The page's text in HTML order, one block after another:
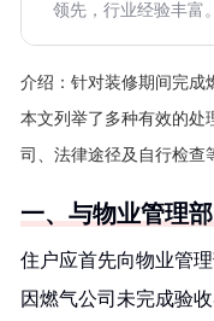
领先，行业经验丰富。
介绍： 针对装修期间完成
本文列举了多种有效的处
司、法律途径及自行检查
一、与物业管理
住户应首先向物业管
因燃气公司未完成验